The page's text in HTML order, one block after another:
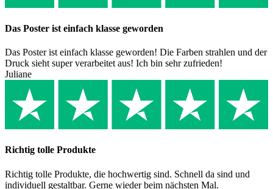
Das Poster ist einfach klasse geworden
Das Poster ist einfach klasse geworden! Die Farben strahlen und der
Druck sieht super verarbeitet aus! Ich bin sehr zufrieden!
Juliane
Richtig tolle Produkte
Richtig tolle Produkte, die hochwertig sind. Schnell da sind und
individuell gestaltbar. Gerne wieder beim nächsten Mal.